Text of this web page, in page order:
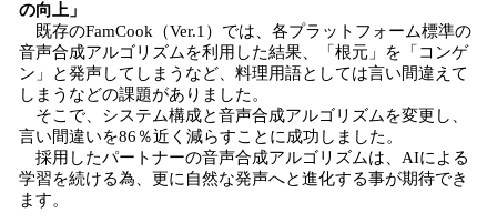
の向上」
既存のFamCook（Ver.1）では、各プラットフォーム標準の
音声合成アルゴリズムを利用した結果、「根元」を「コンゲ
ン」と発声してしまうなど、料理用語としては言い間違えて
しまうなどの課題がありました。
そこで、システム構成と音声合成アルゴリズムを変更し、
言い間違いを86％近く減らすことに成功しました。
採用したパートナーの音声合成アルゴリズムは、AIによる
学習を続ける為、更に自然な発声へと進化する事が期待でき
ます。